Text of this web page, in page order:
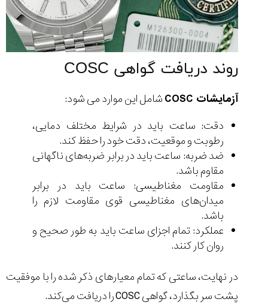
روند دریافت گواهی COSC
آزمایشات COSC
شامل این موارد می شود:
دقت: ساعت باید در شرایط مختلف دمایی،
رطوبت و موقعیت، دقت خود را حفظ کند.
ضد ضربه: ساعت باید در برابر ضربه‌های ناگهانی
مقاوم باشد.
مقاومت مغناطیسی: ساعت باید در برابر
میدان‌های مغناطیسی قوی مقاومت لازم را
باشد.
عملکرد: تمام اجزای ساعت باید به طور صحیح و
روان کار کنند.
در نهایت، ساعتی که تمام معیارهای ذکر شده را با موفقیت
پشت سر بگذارد، گواهی COSC را دریافت می‌کند.